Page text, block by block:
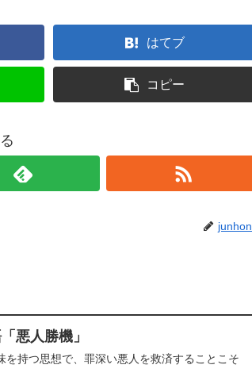
はてブ
コピー
junhon
悪人勝機」
持つ思想で、罪深い悪人を救済することこそ